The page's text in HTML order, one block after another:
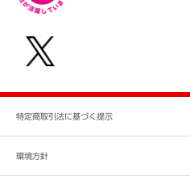
続きについて
特定商取引法に基づく提示
環境方針